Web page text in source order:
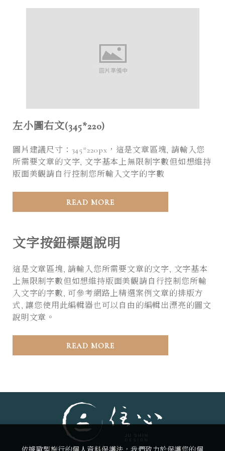
左小圖右文(345*220)
圖片建議尺寸：345*220px，這是文章區塊, 請輸入您
所需要文章的文字, 文字基本上無限制字數但如想維持
版面美觀請自行控制您所輸入文字的字數
READ MORE
文字按鈕標題說明
這是文章區塊, 請輸入您所需要文章的文字, 文字基本
上無限制字數但如想維持版面美觀請自行控制您所輸
入文字的字數, 可參考網路上精選案例文章的排版方
式, 讓您使用此編輯器也可以自由的編輯出漂亮的圖文
說明文章。
READ MORE